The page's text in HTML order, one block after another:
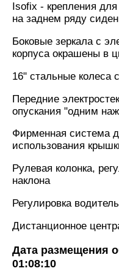
Isofix - крепления
на заднем ряду
Боковые зеркала с
корпуса окрашены в
16" стальные колеса
Передние
опускания "одним
Фирменная система
использования
Рулевая колонка,
наклона
Регулировка
Дистанционное
Дата размещения
01:08:10